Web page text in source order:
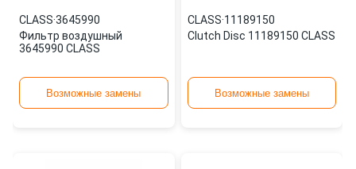
CLASS·3645990
Фильтр воздушный
3645990 CLASS
Возможные замены
CLASS·11189150
Clutch Disc 11189150 CLASS
Возможные замены